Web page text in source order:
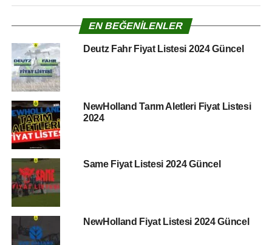
EN BEĞENILENLER
Deutz Fahr Fiyat Listesi 2024 Güncel
NewHolland Tarım Aletleri Fiyat Listesi
2024
Same Fiyat Listesi 2024 Güncel
NewHolland Fiyat Listesi 2024 Güncel